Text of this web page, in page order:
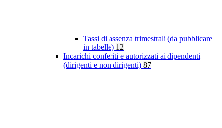
Tassi di assenza trimestrali (da pubblicare
in tabelle) 12
Incarichi conferiti e autorizzati ai dipendenti
(dirigenti e non dirigenti) 87